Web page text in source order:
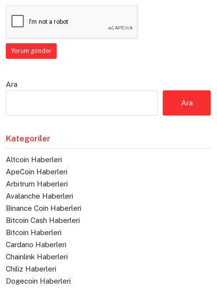
Ara
Ara
Kategoriler
Altcoin Haberleri
ApeCoin Haberleri
Arbitrum Haberleri
Avalanche Haberleri
Binance Coin Haberleri
Bitcoin Cash Haberleri
Bitcoin Haberleri
Cardano Haberleri
Chainlink Haberleri
Chiliz Haberleri
Dogecoin Haberleri